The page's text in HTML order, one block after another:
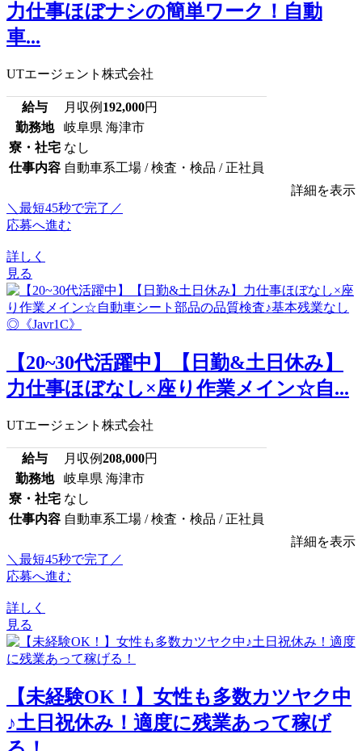
力仕事ほぼナシの簡単ワーク！自動
車...
UTエージェント株式会社
給与 月収例 192,000円
勤務地
岐阜県 海津市
寮・社宅 なし
仕事内容 自動車系工場 / 検査・検品 / 正社員
詳細を表示
＼最短45秒で完了／
応募へ進む
詳しく
見る
【20~30代活躍中】【日勤&土日休み】
力仕事ほぼなし×座り作業メイン☆自...
UTエージェント株式会社
給与 月収例208,000円
勤務地
岐阜県 海津市
寮・社宅 なし
仕事内容 自動車系工場 / 検査・検品 / 正社員
詳細を表示
＼最短45秒で完了／
応募へ進む
詳しく
見る
【未経験OK！】女性も多数カツヤク中
♪土日祝休み！適度に残業あって稼げ